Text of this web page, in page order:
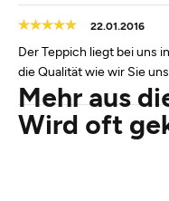
22.01.2016
Der Teppich liegt bei uns
die Qualität wie wir Sie
Mehr aus
Wird oft